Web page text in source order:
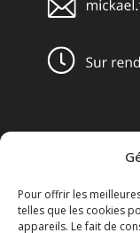
Pour offrir les
telles que les cookies
appareils. Le fait de
Obligations
Conditions